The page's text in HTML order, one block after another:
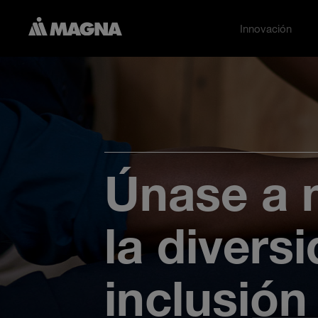
Toggle
Innovación
Únase a
la
inclusión